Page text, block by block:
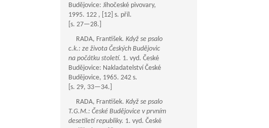
Budějovice: Jihočeské pivovary,
1995. 122 , [12] s. příl.
[s. 27—28.]
RADA, František. Když se psalo
c.k.: ze života Českých Budějovic
na počátku století. 1. vyd. České
Budějovice: Nakladatelství České
Budějovice, 1965. 242 s.
[s. 29, 33—34.]
RADA, František. Když se psalo
T.G.M.: České Budějovice v prvním
desetiletí republiky. 1. vyd. České